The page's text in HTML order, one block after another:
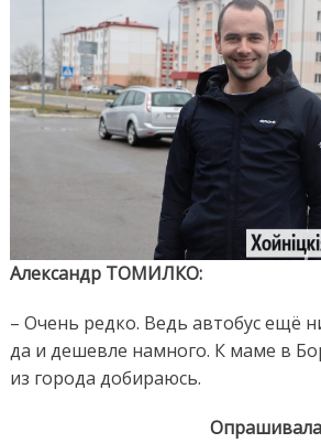
Александр ТОМИЛКО:
– Очень редко. Ведь автобус ещё
да и дешевле намного. К маме в
из города добираюсь.